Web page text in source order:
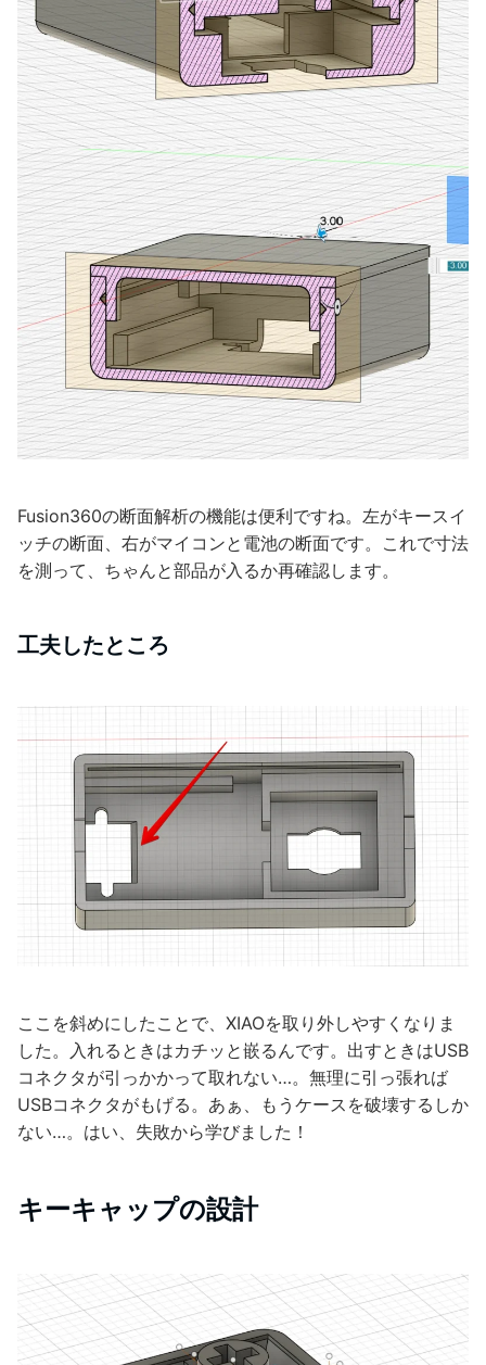
Fusion360の断面解析の機能は便利ですね。左がキースイ
ッチの断面、右がマイコンと電池の断面です。これで寸法
を測って、ちゃんと部品が入るか再確認します。
工夫したところ
ここを斜めにしたことで、XIAOを取り外しやすくなりま
した。入れるときはカチッと嵌るんです。出すときはUSB
コネクタが引っかかって取れない…。無理に引っ張れば
USBコネクタがもげる。あぁ、もうケースを破壊するしか
ない…。はい、失敗から学びました！
キーキャップの設計